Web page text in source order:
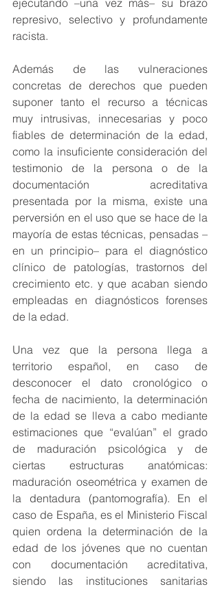
ejecutando –una vez más– su brazo
represivo, selectivo y profundamente
racista.
Además de las vulneraciones
concretas de derechos que pueden
suponer tanto el recurso a técnicas
muy intrusivas, innecesarias y poco
fiables de determinación de la edad,
como la insuficiente consideración del
testimonio de la persona o de la
documentación acreditativa
presentada por la misma, existe una
perversión en el uso que se hace de la
mayoría de estas técnicas, pensadas –
en un principio– para el diagnóstico
clínico de patologías, trastornos del
crecimiento etc. y que acaban siendo
empleadas en diagnósticos forenses
de la edad.
Una vez que la persona llega a
territorio español, en caso de
desconocer el dato cronológico o
fecha de nacimiento, la determinación
de la edad se lleva a cabo mediante
estimaciones que “evalúan” el grado
de maduración psicológica y de
ciertas estructuras anatómicas:
maduración oseométrica y examen de
la dentadura (pantomografía). En el
caso de España, es el Ministerio Fiscal
quien ordena la determinación de la
edad de los jóvenes que no cuentan
con documentación acreditativa,
siendo las instituciones sanitarias